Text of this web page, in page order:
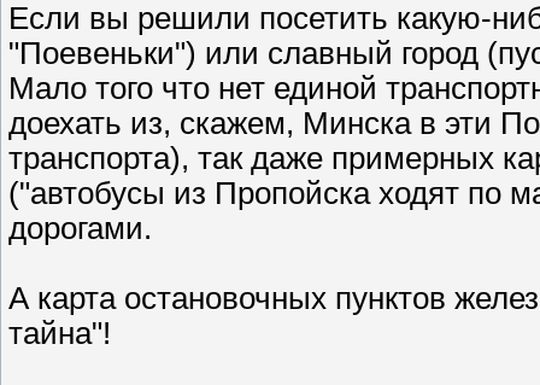
Если вы решили посетить какую-
"Поевеньки") или славный город
Мало того что нет единой
доехать из, скажем, Минска в эти
транспорта), так даже примерных
("автобусы из Пропойска ходят по
дорогами.
А карта остановочных пунктов
тайна"!